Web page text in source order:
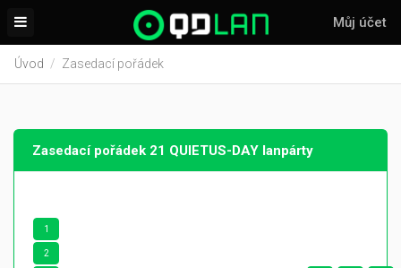
Můj účet
Úvod Zasedací pořádek
Zasedací pořádek 21 QUIETUS-DAY lanpárty
1
2